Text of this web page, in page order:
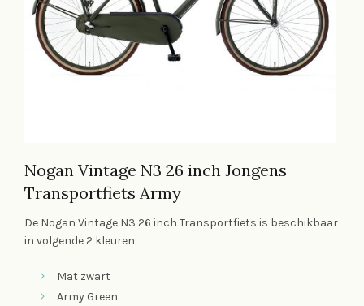
Nogan Vintage N3 26 inch Jongens
Transportfiets Army
De Nogan Vintage N3 26 inch Transportfiets is beschikbaar
in volgende 2 kleuren:
Mat zwart
Army Green